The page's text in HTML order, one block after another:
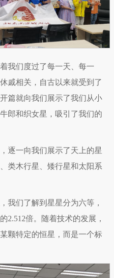
我们度过了每一天、每一
戚相关，自古以来就受到了
篇就向我们展示了我们从小
郎和织女星，吸引了我们的
逐一向我们展示了天上的星
类木行星、矮行星和太阳系
我们了解到星星分为六等，
2.512倍。随着技术的发展，
颗特定的恒星，而是一个标